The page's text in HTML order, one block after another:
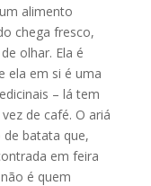
alimento
chega fresco,
olhar. Ela é
ela em si é uma
– lá tem
de café. O ariá
batata que,
em feira
é quem